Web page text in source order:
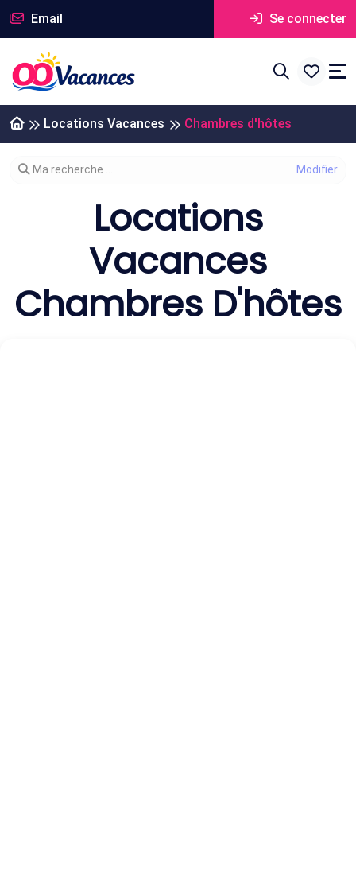
Email Se connecter
Locations Vacances Chambres d'hôtes
Modifier votre recherche
Ma recherche ...
Locations
Vacances
Chambres D'hôtes